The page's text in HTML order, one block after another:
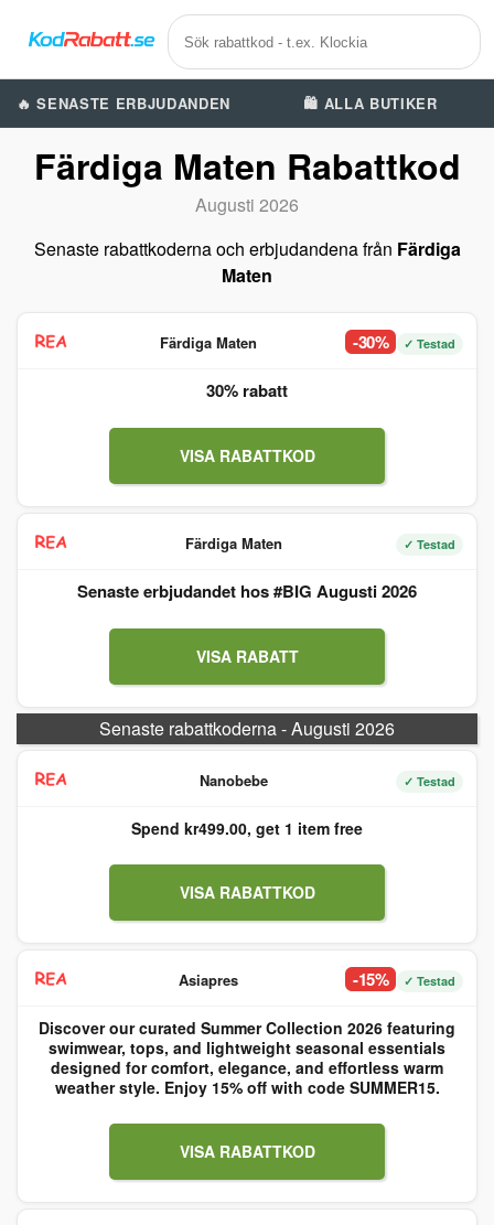
🔥 SENASTE ERBJUDANDEN 🛍️ ALLA BUTIKER
Färdiga Maten Rabattkod
Augusti 2026
Senaste rabattkoderna och erbjudandena från Färdiga
Maten
Färdiga Maten -30% ✓ Testad
30% rabatt
VISA RABATTKOD
Färdiga Maten ✓ Testad
Senaste erbjudandet hos #BIG Augusti 2026
VISA RABATT
Senaste rabattkoderna - Augusti 2026
Nanobebe ✓ Testad
Spend kr499.00, get 1 item free
VISA RABATTKOD
Asiapres -15% ✓ Testad
Discover our curated Summer Collection 2026 featuring
swimwear, tops, and lightweight seasonal essentials
designed for comfort, elegance, and effortless warm
weather style. Enjoy 15% off with code SUMMER15.
VISA RABATTKOD